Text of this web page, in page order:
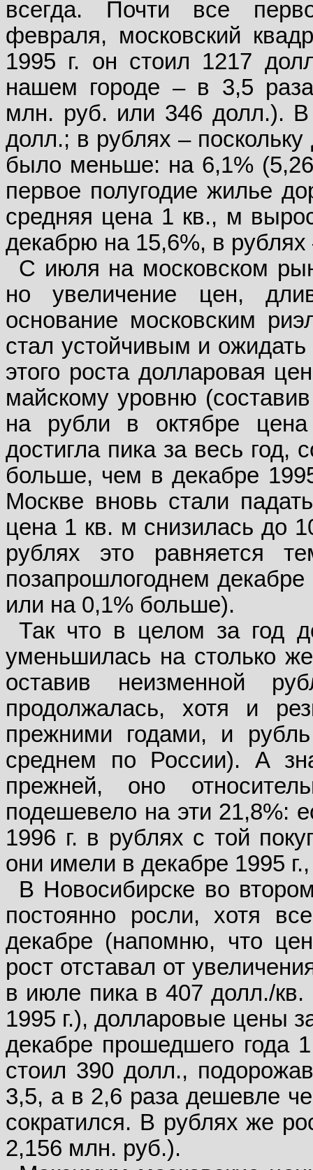
всегда. Почти все
февраля, московский
1995 г. он стоил 1217
нашем городе – в 3,5
млн. руб. или 346 долл.).
долл.; в рублях –
было меньше: на 6,1%
первое полугодие жилье
средняя цена 1 кв., м
декабрю на 15,6%, в
С июля на московском
но увеличение цен,
основание московским
стал устойчивым и
этого роста долларовая
майскому уровню
на рубли в октябре цена
достигла пика за весь год,
больше, чем в декабре
Москве вновь стали
цена 1 кв. м снизилась до
рублях это
позапрошлогоднем
или на 0,1% больше).
Так что в целом за год
уменьшилась на столько
оставив неизменной
продолжалась, хотя и
прежними годами, и
среднем по России). А
прежней, оно
подешевело на эти 21,8%:
1996 г. в рублях с той
они имели в декабре 1995
В Новосибирске во
постоянно росли, хотя
декабре (напомню, что
рост отставал от
в июле пика в 407 долл./
1995 г.), долларовые цены
декабре прошедшего года
стоил 390 долл.,
3,5, а в 2,6 раза дешевле
сократился. В рублях же
2,156 млн. руб.).